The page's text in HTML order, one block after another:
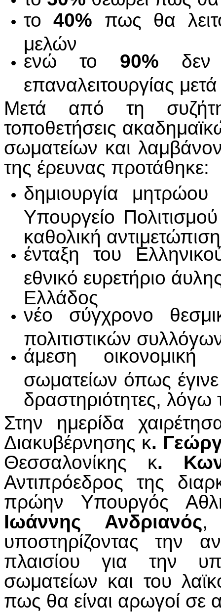
το40% πως θα
μελών
ενώ το 90% δεν
επαναλειτουργίας
Μετά από τη
τοποθετήσεις
σωματείων και
της έρευνας προτάθηκε:
δημιουργία μητρώου
Υπουργείο
καθολική
ένταξη του
εθνικό ευρετήριο
Ελλάδος
νέο σύγχρονο
πολιτιστικών
άμεση οικονομική
σωματείων όπως
δραστηριότητες, λόγω
Στην ημερίδα
Διακυβέρνησης κ.
Θεσσαλονίκης κ.
Αντιπρόεδρος της
πρώην Υπουργός
Ιωάννης
Ανδριανός,
υποστηρίζοντας την
πλαισίου για την
σωματείων και του
πως θα είναι αρωγοί σε